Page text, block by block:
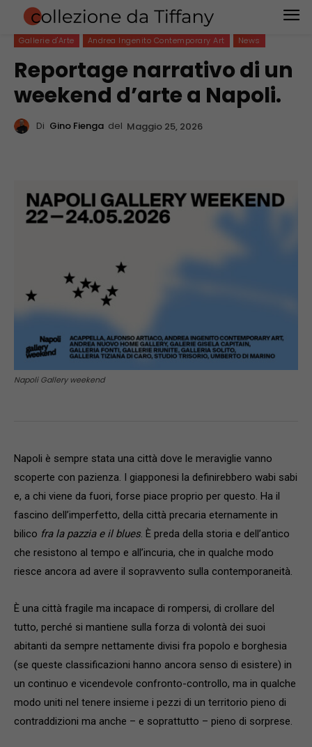
Gallerie d'Arte Andrea Ingenito Contemporary Art News
Reportage narrativo di un
weekend d’arte a Napoli.
Di Gino Fienga del Maggio 25, 2026
Napoli Gallery weekend
Napoli è sempre stata una città dove le meraviglie vanno
scoperte con pazienza. I giapponesi la definirebbero wabi sabi
e, a chi viene da fuori, forse piace proprio per questo. Ha il
fascino dell’imperfetto, della città precaria eternamente in
bilico fra la pazzia e il blues. È preda della storia e dell’antico
che resistono al tempo e all’incuria, che in qualche modo
riesce ancora ad avere il sopravvento sulla contemporaneità.
È una città fragile ma incapace di rompersi, di crollare del
tutto, perché si mantiene sulla forza di volontà dei suoi
abitanti da sempre nettamente divisi fra popolo e borghesia
(se queste classificazioni hanno ancora senso di esistere) in
un continuo e vicendevole confronto-controllo, ma in qualche
modo uniti nel tenere insieme i pezzi di un territorio pieno di
contraddizioni ma anche – e soprattutto – pieno di sorprese.